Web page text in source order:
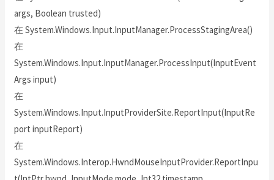
args, Boolean trusted)
在 System.Windows.Input.InputManager.ProcessStagingArea()
在
System.Windows.Input.InputManager.ProcessInput(InputEvent
Args input)
在
System.Windows.Input.InputProviderSite.ReportInput(InputRe
port inputReport)
在
System.Windows.Interop.HwndMouseInputProvider.ReportInpu